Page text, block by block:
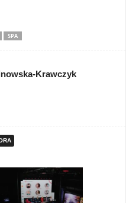
SPA
Krawczyk